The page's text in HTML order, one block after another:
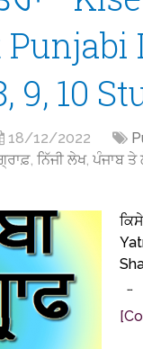
9, 10
18/12/2022
, ਨਿੱਜੀ ਲੇਖ, ਪੰਜਾਬ ਤੇ
…